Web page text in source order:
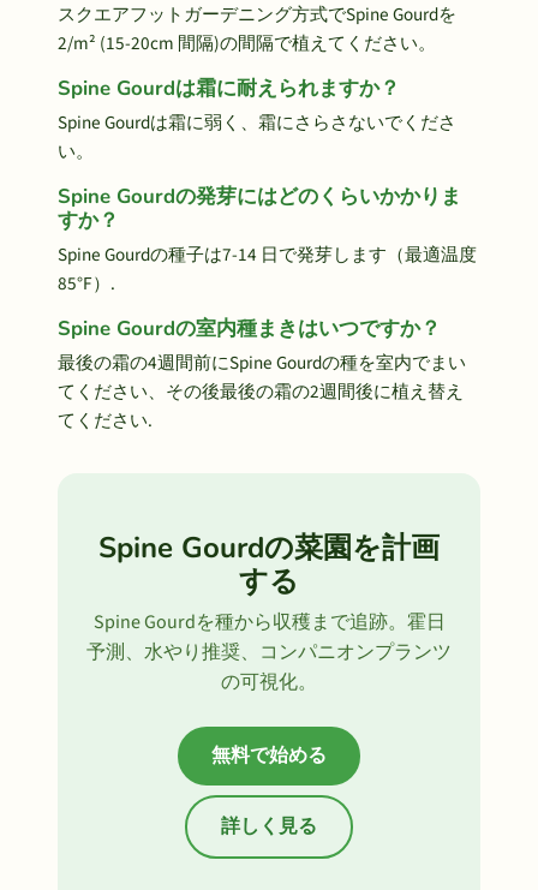
スクエアフットガーデニング方式でSpine Gourdを
2/m² (15-20cm 間隔)の間隔で植えてください。
Spine Gourdは霜に耐えられますか？
Spine Gourdは霜に弱く、霜にさらさないでくださ
い。
Spine Gourdの発芽にはどのくらいかかりま
すか？
Spine Gourdの種子は7-14 日で発芽します（最適温度
85°F）.
Spine Gourdの室内種まきはいつですか？
最後の霜の4週間前にSpine Gourdの種を室内でまい
てください、その後最後の霜の2週間後に植え替え
てください.
Spine Gourdの菜園を計画
する
Spine Gourdを種から収穫まで追跡。霍日
予測、水やり推奨、コンパニオンプランツ
の可視化。
無料で始める
詳しく見る